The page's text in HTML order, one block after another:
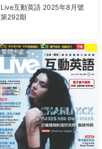
Live互動英語 2025年8月號
第292期
繁體中文